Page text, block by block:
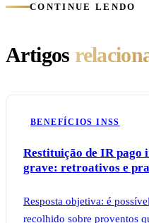
CONTINUE LENDO
Artigos
BENEFÍCIOS INSS
Restituição de IR pago
grave: retroativos e
Resposta objetiva: é
recolhido sobre proventos